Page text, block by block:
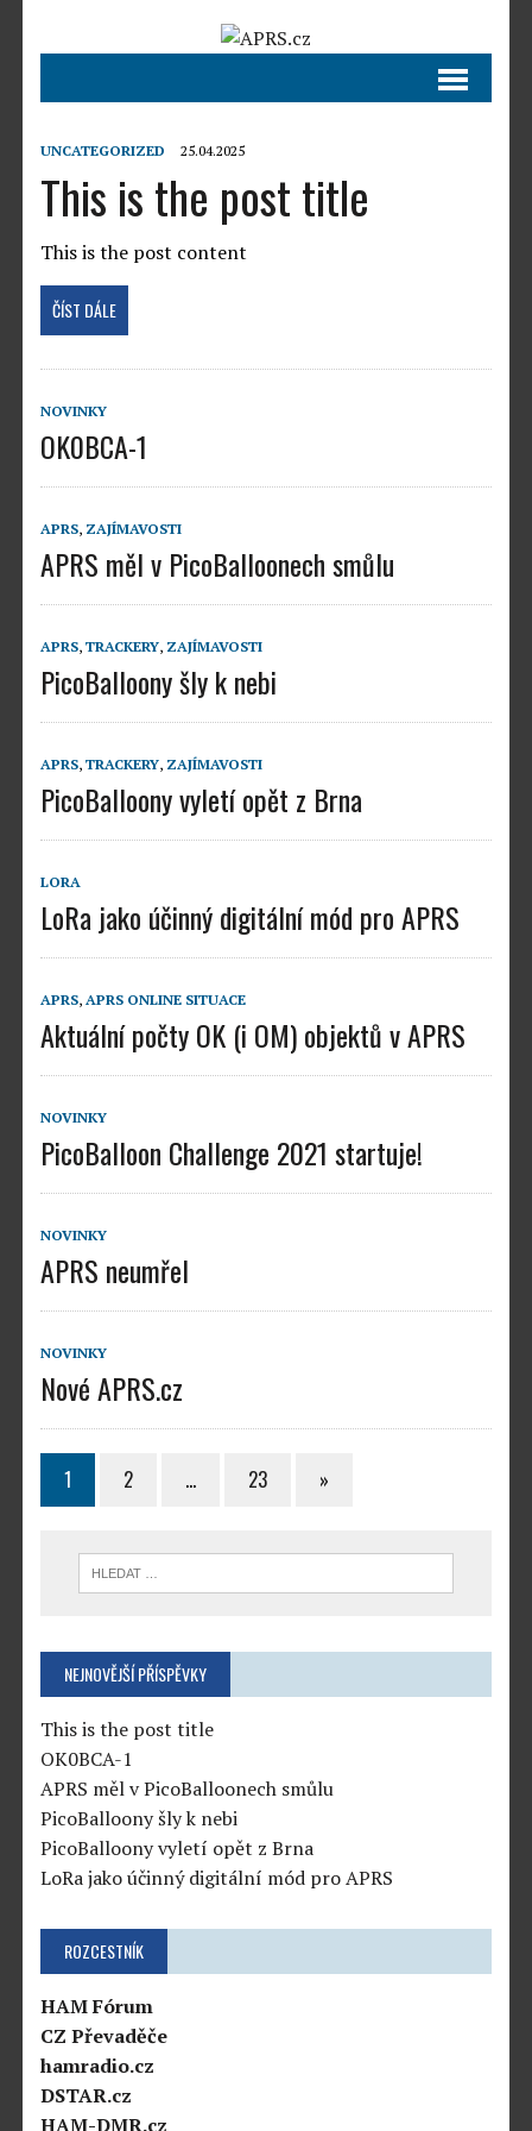
UNCATEGORIZED 25.04.2025
This is the post title
This is the post content
ČÍST DÁLE
NOVINKY
OK0BCA-1
APRS, ZAJÍMAVOSTI
APRS měl v PicoBalloonech smůlu
APRS, TRACKERY, ZAJÍMAVOSTI
PicoBalloony šly k nebi
APRS, TRACKERY, ZAJÍMAVOSTI
PicoBalloony vyletí opět z Brna
LORA
LoRa jako účinný digitální mód pro APRS
APRS, APRS ONLINE SITUACE
Aktuální počty OK (i OM) objektů v APRS
NOVINKY
PicoBalloon Challenge 2021 startuje!
NOVINKY
APRS neumřel
NOVINKY
Nové APRS.cz
1 2 … 23 »
NEJNOVĚJŠÍ PŘÍSPĚVKY
This is the post title
OK0BCA-1
APRS měl v PicoBalloonech smůlu
PicoBalloony šly k nebi
PicoBalloony vyletí opět z Brna
LoRa jako účinný digitální mód pro APRS
ROZCESTNÍK
HAM Fórum
CZ Převaděče
hamradio.cz
DSTAR.cz
HAM-DMR.cz